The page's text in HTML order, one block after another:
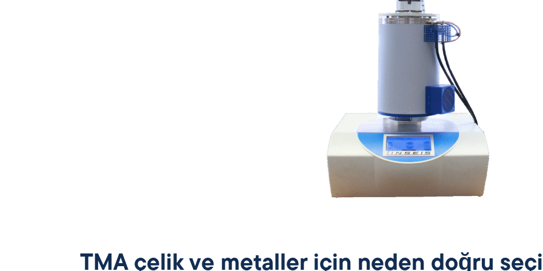
TMA çelik ve metaller için neden doğru